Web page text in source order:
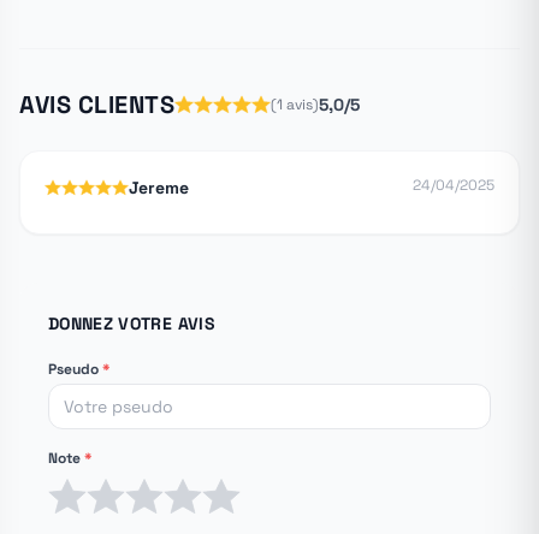
AVIS CLIENTS (1 avis)5,0/5
Jereme 24/04/2025
DONNEZ VOTRE AVIS
Pseudo*
Note*